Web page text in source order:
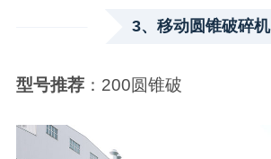
3、移动圆锥破碎机
型号推荐：200圆锥破